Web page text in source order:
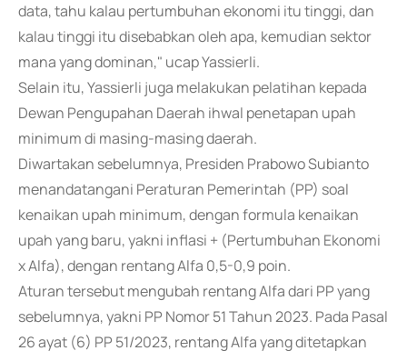
data, tahu kalau pertumbuhan ekonomi itu tinggi, dan
kalau tinggi itu disebabkan oleh apa, kemudian sektor
mana yang dominan," ucap Yassierli.
Selain itu, Yassierli juga melakukan pelatihan kepada
Dewan Pengupahan Daerah ihwal penetapan upah
minimum di masing-masing daerah.
Diwartakan sebelumnya, Presiden Prabowo Subianto
menandatangani Peraturan Pemerintah (PP) soal
kenaikan upah minimum, dengan formula kenaikan
upah yang baru, yakni inflasi + (Pertumbuhan Ekonomi
x Alfa), dengan rentang Alfa 0,5-0,9 poin.
Aturan tersebut mengubah rentang Alfa dari PP yang
sebelumnya, yakni PP Nomor 51 Tahun 2023. Pada Pasal
26 ayat (6) PP 51/2023, rentang Alfa yang ditetapkan